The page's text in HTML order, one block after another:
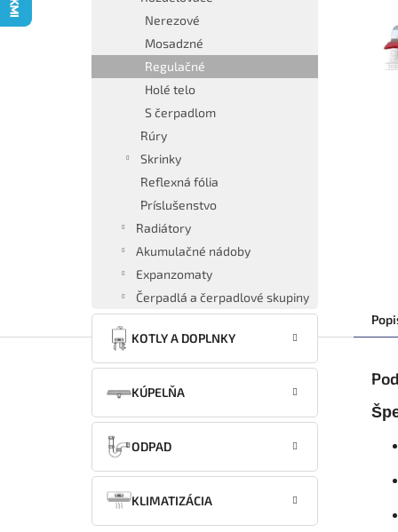
Nerezové
Mosadzné
Regulačné
Holé telo
S čerpadlom
Rúry
Skrinky
Reflexná fólia
Príslušenstvo
Radiátory
Akumulačné nádoby
Expanzomaty
Čerpadlá a čerpadlové skupiny
KOTLY A DOPLNKY
KÚPELŇA
ODPAD
KLIMATIZÁCIA